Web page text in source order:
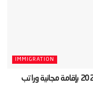
IMMIGRATION
‫برنامج تطوع ممول بالكامل في إيطاليا 2026 بإقامة مجانية وراتب